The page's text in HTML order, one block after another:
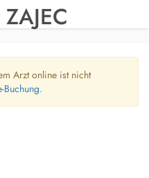
Arzt online ist nicht
Buchung.